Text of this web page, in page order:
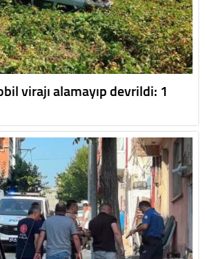
virajı alamayıp devrildi: 1